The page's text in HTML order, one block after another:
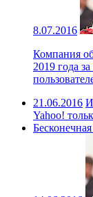
8.07.2016
Компания
2019 года
21.06.2016
Yahoo!